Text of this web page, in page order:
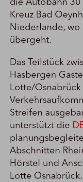
die Autobahn 30
Kreuz Bad
Niederlande, wo
übergeht.
Das Teilstück
Hasbergen
Lotte/
Streifen
unterstützt die
Abschnitten
Hörstel und
Lotte